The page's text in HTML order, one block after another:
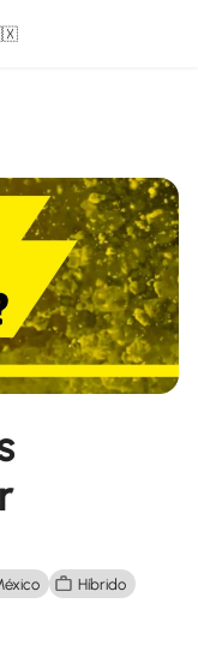
Híbrido